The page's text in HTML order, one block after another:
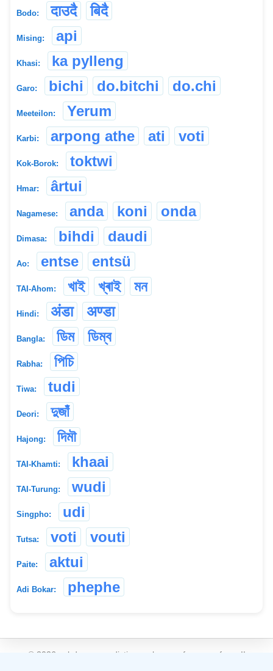
Bodo: दाउदै बिदै
Mising: api
Khasi: ka pylleng
Garo: bichi do.bitchi do.chi
Meeteilon: Yerum
Karbi: arpong athe ati voti
Kok-Borok: toktwi
Hmar: ârtui
Nagamese: anda koni onda
Dimasa: bihdi daudi
Ao: entse entsü
TAI-Ahom: খাই খ্ৰাই মন
Hindi: अंडा अण्डा
Bangla: ডিম ডিম্ব
Rabha: পিচি
Tiwa: tudi
Deori: দুজাঁ
Hajong: দিমৗ
TAI-Khamti: khaai
TAI-Turung: wudi
Singpho: udi
Tutsa: voti vouti
Paite: aktui
Adi Bokar: phephe
© 2026 xobdo.org - a dictionary by you, for you, of you !!